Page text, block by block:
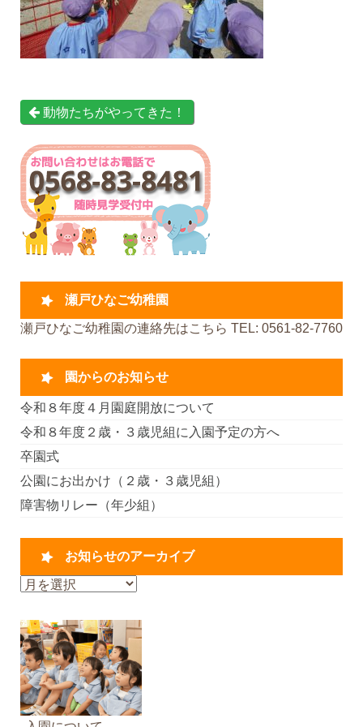
動物たちがやってきた！
瀬戸ひなご幼稚園
瀬戸ひなご幼稚園の連絡先はこちら TEL: 0561-82-7760
園からのお知らせ
令和８年度４月園庭開放について
令和８年度２歳・３歳児組に入園予定の方へ
卒園式
公園にお出かけ（２歳・３歳児組）
障害物リレー（年少組）
お知らせのアーカイブ
お
ら
せ
の
ア
ー
カ